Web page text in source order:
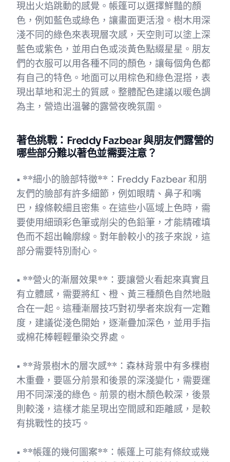
現出火焰跳動的感覺。帳篷可以選擇鮮豔的顏
色，例如藍色或綠色，讓畫面更活潑。樹木用深
淺不同的綠色來表現層次感，天空則可以塗上深
藍色或紫色，並用白色或淡黃色點綴星星。朋友
們的衣服可以用各種不同的顏色，讓每個角色都
有自己的特色。地面可以用棕色和綠色混搭，表
現出草地和泥土的質感。整體配色建議以暖色調
為主，營造出溫馨的露營夜晚氛圍。
著色挑戰：Freddy Fazbear 與朋友們露營的
哪些部分難以著色並需要注意？
• **細小的臉部特徵**：Freddy Fazbear 和朋
友們的臉部有許多細節，例如眼睛、鼻子和嘴
巴，線條較細且密集。在這些小區域上色時，需
要使用細頭彩色筆或削尖的色鉛筆，才能精確填
色而不超出輪廓線。對年齡較小的孩子來說，這
部分需要特別耐心。
• **營火的漸層效果**：要讓營火看起來真實且
有立體感，需要將紅、橙、黃三種顏色自然地融
合在一起。這種漸層技巧對初學者來說有一定難
度，建議從淺色開始，逐漸疊加深色，並用手指
或棉花棒輕輕暈染交界處。
• **背景樹木的層次感**：森林背景中有多棵樹
木重疊，要區分前景和後景的深淺變化，需要運
用不同深淺的綠色。前景的樹木顏色較深，後景
則較淺，這樣才能呈現出空間感和距離感，是較
有挑戰性的技巧。
• **帳篷的幾何圖案**：帳篷上可能有條紋或幾